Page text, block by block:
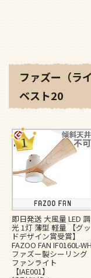
ファズー（ラ
ベスト20
即日発送 大風量 LED 調
光 1灯 薄型 軽量 【グッ
ドデザイン賞受賞】
FAZOO FAN IF0160L-WH
ファズー製シーリング
ファンライト
【IAE001】